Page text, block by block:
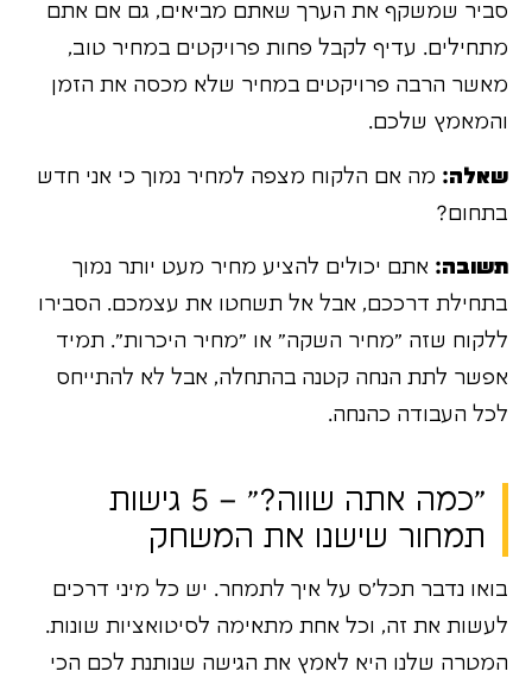
סביר שמשקף את הערך שאתם מביאים, גם אם אתם
מתחילים. עדיף לקבל פחות פרויקטים במחיר טוב,
מאשר הרבה פרויקטים במחיר שלא מכסה את הזמן
והמאמץ שלכם.
שאלה: מה אם הלקוח מצפה למחיר נמוך כי אני חדש
בתחום?
תשובה: אתם יכולים להציע מחיר מעט יותר נמוך
בתחילת דרככם, אבל אל תשחטו את עצמכם. הסבירו
ללקוח שזה "מחיר השקה" או "מחיר היכרות". תמיד
אפשר לתת הנחה קטנה בהתחלה, אבל לא להתייחס
לכל העבודה כהנחה.
"כמה אתה שווה?" – 5 גישות
תמחור שישנו את המשחק
בואו נדבר תכל'ס על איך לתמחר. יש כל מיני דרכים
לעשות את זה, וכל אחת מתאימה לסיטואציות שונות.
המטרה שלנו היא לאמץ את הגישה שנותנת לכם הכי